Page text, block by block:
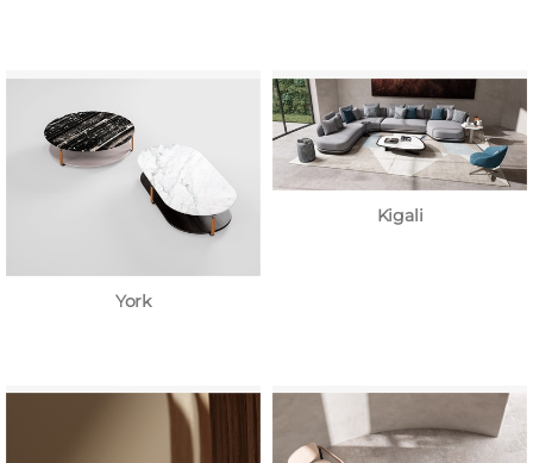
York
Kigali